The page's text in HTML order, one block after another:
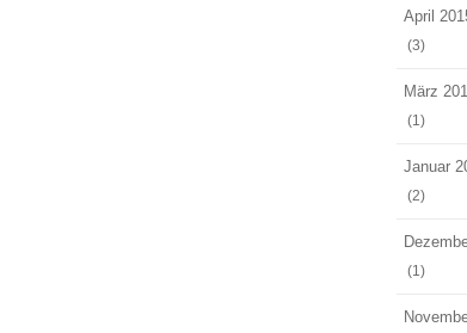
April
(3)
März
(1)
Januar
(2)
(1)